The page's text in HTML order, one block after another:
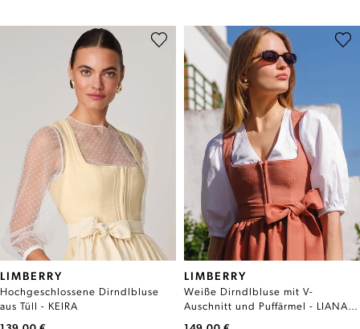
LIMBERRY
Hochgeschlossene Dirndlbluse
aus Tüll - KEIRA
LIMBERRY
Weiße Dirndlbluse mit V-
Auschnitt und Puffärmel - LIANA